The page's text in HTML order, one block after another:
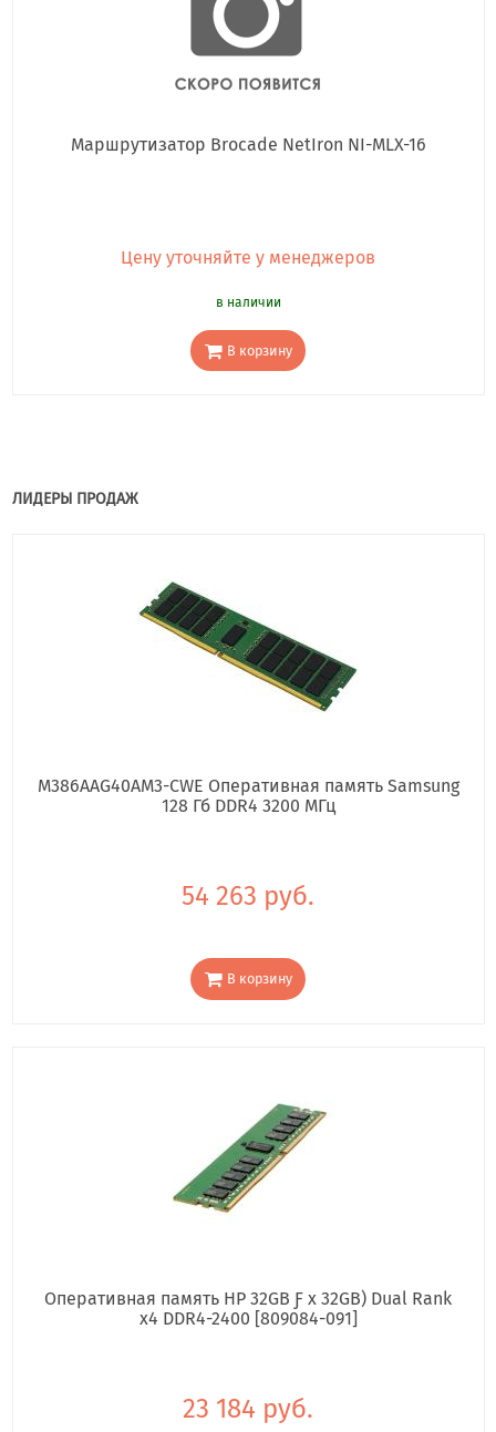
Маршрутизатор Brocade NetIron NI-MLX-16
Цену уточняйте у менеджеров
в наличии
В корзину
ЛИДЕРЫ ПРОДАЖ
M386AAG40AM3-CWE Оперативная память Samsung
128 Гб DDR4 3200 МГц
54 263 руб.
В корзину
Оперативная память HP 32GB Ƒ x 32GB) Dual Rank
x4 DDR4-2400 [809084-091]
23 184 руб.